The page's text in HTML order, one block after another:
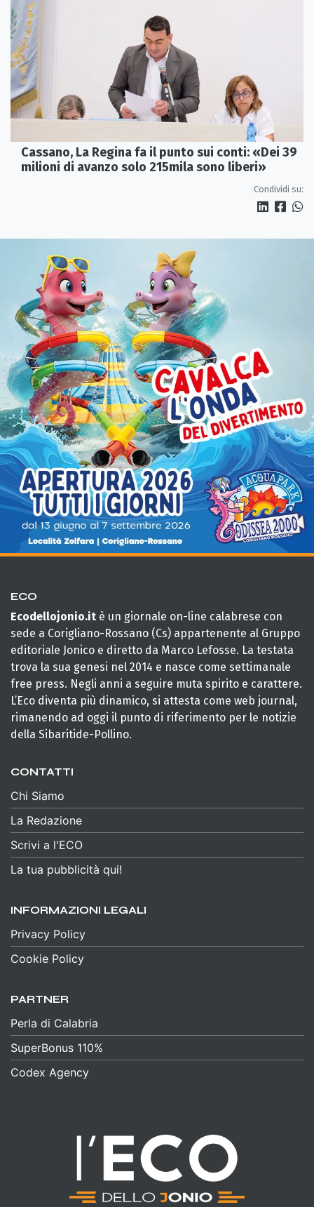
Cassano, La Regina fa il punto sui conti: «Dei 39
milioni di avanzo solo 215mila sono liberi»
Condividi su:
ECO
Ecodellojonio.it è un giornale on-line calabrese con
sede a Corigliano-Rossano (Cs) appartenente al Gruppo
editoriale Jonico e diretto da Marco Lefosse. La testata
trova la sua genesi nel 2014 e nasce come settimanale
free press. Negli anni a seguire muta spirito e carattere.
L’Eco diventa più dinamico, si attesta come web journal,
rimanendo ad oggi il punto di riferimento per le notizie
della Sibaritide-Pollino.
CONTATTI
Chi Siamo
La Redazione
Scrivi a l'ECO
La tua pubblicità qui!
INFORMAZIONI LEGALI
Privacy Policy
Cookie Policy
PARTNER
Perla di Calabria
SuperBonus 110%
Codex Agency